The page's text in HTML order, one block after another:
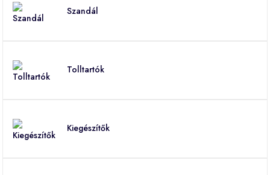
Szandál
Tolltartók
Kiegészítők